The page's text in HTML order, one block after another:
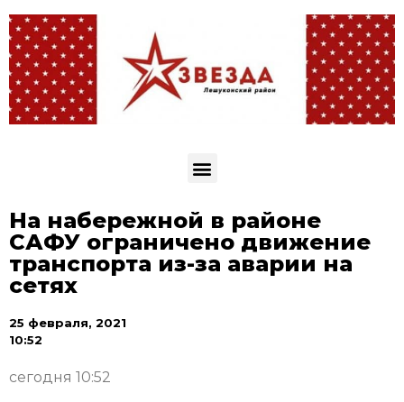
На набережной в районе
САФУ ограничено движение
транспорта из-за аварии на
сетях
25 февраля, 2021
10:52
сегодня 10:52